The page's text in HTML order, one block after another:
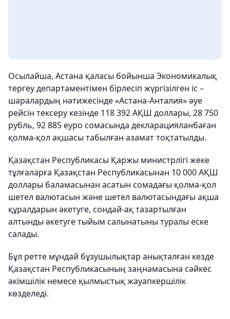
Осылайша, Астана қаласы бойынша Экономикалық
тергеу департаментімен бірлесіп жүргізілген іс –
шаралардың нәтижесінде «Астана-Анталия» әуе
рейсін тексеру кезінде 118 392 АҚШ доллары, 28 750
рубль, 92 885 еуро сомасында декларацияланбаған
қолма-қол ақшасы табылған азамат тоқтатылды.
Қазақстан Республикасы Қаржы министрлігі жеке
тұлғаларға Қазақстан Республикасынан 10 000 АҚШ
доллары баламасынан асатын сомадағы қолма-қол
шетел валютасын және шетел валютасындағы ақша
құралдарын әкетуге, сондай-ақ тазартылған
алтынды әкетуге тыйым салынатыны туралы еске
салады.
Бұл ретте мұндай бұзушылықтар анықталған кезде
Қазақстан Республикасының заңнамасына сәйкес
әкімшілік немесе қылмыстық жауапкершілік
көзделеді.